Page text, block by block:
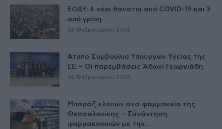
ΕΟΔΥ: 4 νέοι θάνατοι από COVID-19 και 3
από γρίπη
26 Φεβρουαρίου 2026
Άτυπο Συμβούλιο Υπουργών Υγείας της
ΕE – Οι παρεμβάσεις Άδωνι Γεωργιάδη
26 Φεβρουαρίου 2026
Μπαράζ κλοπών στα φαρμακεία της
Θεσσαλονίκης – Συνάντηση
φαρμακοποιών με την...